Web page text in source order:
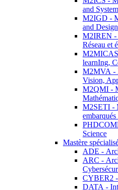
and
M2IGD -
and Design
M2IREN -
Réseau et
learnIng,
M2MVA -
Vision,
M2QMI -
M2SETI -
Science
Mastère
ADE -
ARC -
CYBER2 -
DATA -